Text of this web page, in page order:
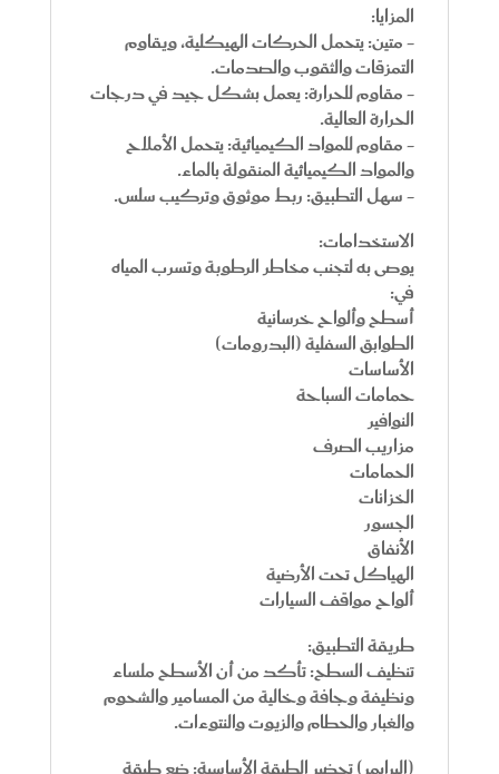
المزايا:
- متين: يتحمل الحركات الهيكلية، ويقاوم
التمزقات والثقوب والصدمات.
- مقاوم للحرارة: يعمل بشكل جيد في درجات
الحرارة العالية.
- مقاوم للمواد الكيميائية: يتحمل الأملاح
والمواد الكيميائية المنقولة بالماء.
- سهل التطبيق: ربط موثوق وتركيب سلس.
الاستخدامات:
يوصى به لتجنب مخاطر الرطوبة وتسرب المياه
في:
أسطح وألواح خرسانية
الطوابق السفلية (البدرومات)
الأساسات
حمامات السباحة
النوافير
مزاريب الصرف
الحمامات
الخزانات
الجسور
الأنفاق
الهياكل تحت الأرضية
ألواح مواقف السيارات
طريقة التطبيق:
تنظيف السطح:تأكد من أن الأسطح ملساء
ونظيفة وجافة وخالية من المسامير والشحوم
والغبار والحطام والزيوت والنتوءات.